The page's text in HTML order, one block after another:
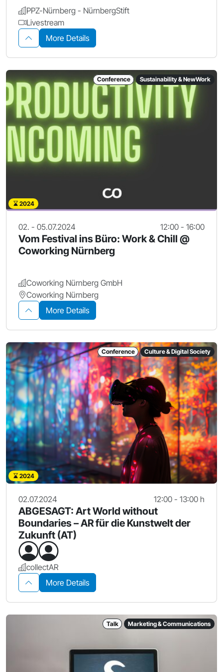
PPZ-Nürnberg - NürnbergStift
Livestream
More Details
Conference Sustainability & NewWork
2024
02. - 05.07.2024 12:00 - 16:00
Vom Festival ins Büro: Work & Chill @
Coworking Nürnberg
Coworking Nürnberg GmbH
Coworking Nürnberg
More Details
Conference Culture & Digital Society
2024
02.07.2024 12:00 - 13:00 h
ABGESAGT: Art World without
Boundaries – AR für die Kunstwelt der
Zukunft (AT)
collectAR
More Details
Talk Marketing & Communications